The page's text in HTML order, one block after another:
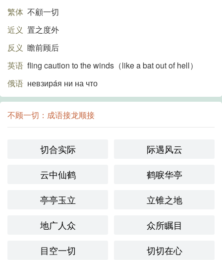
繁体 不顧一切
近义 置之度外
反义 瞻前顾后
英语 fling caution to the winds（like a bat out of hell）
俄语 невзирáя ни на что
不顾一切：成语接龙顺接
切合实际
际遇风云
云中仙鹤
鹤唳华亭
亭亭玉立
立锥之地
地广人众
众所瞩目
目空一切
切切在心